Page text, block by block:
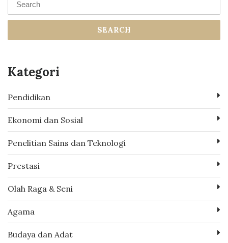
SEARCH
Kategori
Pendidikan
Ekonomi dan Sosial
Penelitian Sains dan Teknologi
Prestasi
Olah Raga & Seni
Agama
Budaya dan Adat